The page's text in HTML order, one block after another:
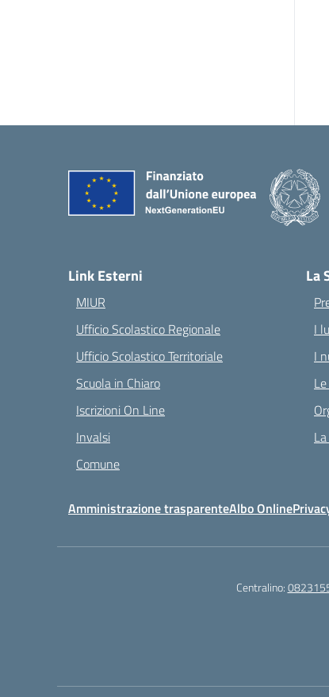
Link Esterni
MIUR
Ufficio Scolastico Regionale
Ufficio Scolastico Territoriale
Scuola in Chiaro
Iscrizioni On Line
Invalsi
Comune
La
I
I
Amministrazione trasparenteAlbo Online
Centralino: